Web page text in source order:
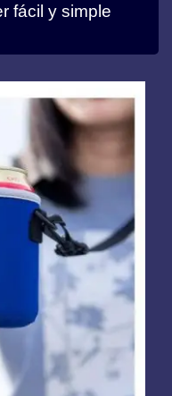
fácil y simple